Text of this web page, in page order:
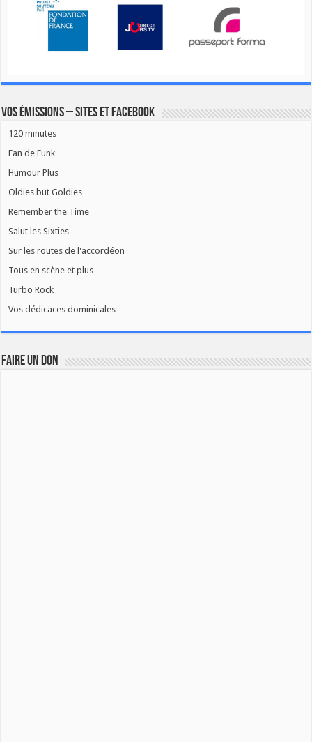
Vos émissions – Sites et Facebook
120 minutes
Fan de Funk
Humour Plus
Oldies but Goldies
Remember the Time
Salut les Sixties
Sur les routes de l'accordéon
Tous en scène et plus
Turbo Rock
Vos dédicaces dominicales
FAIRE UN DON